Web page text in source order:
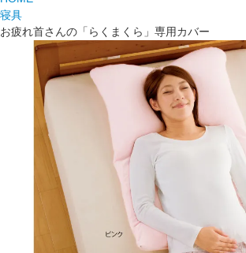
寝具
お疲れ首さんの「らくまくら」専用カバー